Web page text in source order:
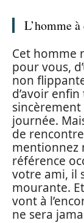
L’homme
Cet homme
pour vous,
non
d’avoir
journée.
de
mentionnez
référence
votre ami, il
mourante.
vont à
ne sera